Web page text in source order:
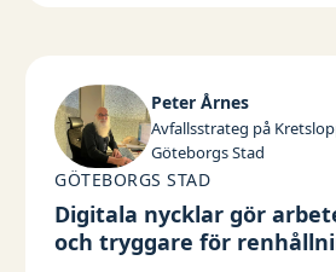
Peter Årnes
Avfallsstrateg på
Göteborgs Stad
GÖTEBORGS STAD
Digitala nycklar gör
och tryggare för